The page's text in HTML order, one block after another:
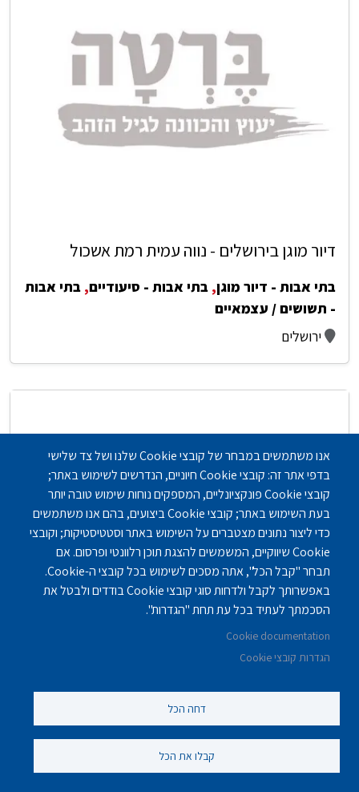
דיור מוגן בירושלים - נווה עמית רמת אשכול
בתי אבות - דיור מוגן, בתי אבות - סיעודיים, בתי אבות
- תשושים / עצמאיים
ירושלים
בית אבות סיעודי בירושלים - בית הורים ע"ש
בתי אבות - תשושים / עצמאיים
ירושלים
אנו משתמשים במבחר של קובצי Cookie שלנו ושל צד שלישי
בדפי אתר זה: קובצי Cookie חיוניים, הנדרשים לשימוש באתר;
קובצי Cookie פונקציונליים, המספקים נוחות שימוש טובה יותר
בעת השימוש באתר; קובצי Cookie ביצועים, בהם אנו משתמשים
כדי ליצור נתונים מצטברים על השימוש באתר וסטטיסטיקות; וקובצי
Cookie שיווקיים, המשמשים להצגת תוכן רלוונטי ופרסום. אם
תבחר "קבל הכל", אתה מסכים לשימוש בכל קובצי ה-Cookie.
באפשרותך לקבל ולדחות סוגי קובצי Cookie בודדים ולבטל את
הסכמתך לעתיד בכל עת תחת "הגדרות".
Cookie documentation
הגדרות קובצי Cookie
דחה הכל
קבלו את הכל